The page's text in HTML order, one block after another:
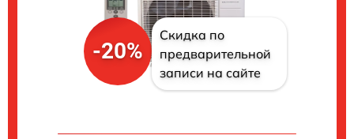
-20%
Скидка по
предварительной
записи на сайте